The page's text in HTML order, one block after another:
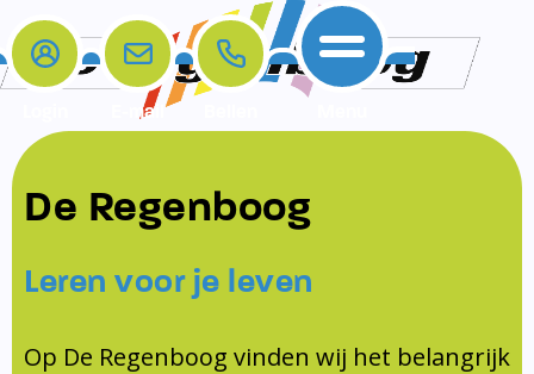
Home
De school
Opleiding en Stage
KomKids
Ouders
Ouders
Contact
Contact
Contact
Samenwerkingen
Schoollogopedist
E-mail
De Regenboog
Leren voor je leven
Op De Regenboog vinden wij het belangrijk